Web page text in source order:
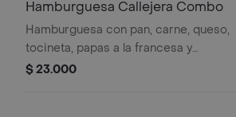
Hamburguesa Callejera Combo
Hamburguesa con pan, carne, queso,
tocineta, papas a la francesa y
gaseosa.
$ 23.000